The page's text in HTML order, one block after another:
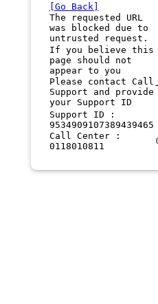
[Go Back]
The requested URL
was blocked due to
untrusted request.
If you believe this
page should not
appear to you
Please contact Call
Support and provide
your Support ID
Support ID :
9534909107389439465
Call Center :
0118010811